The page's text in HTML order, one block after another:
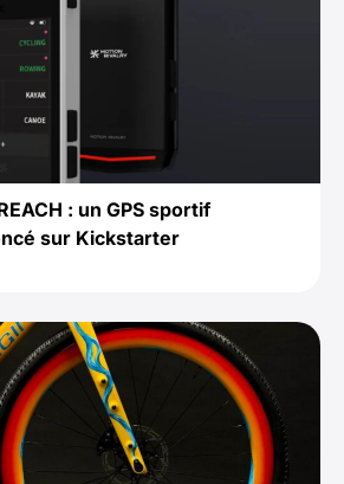
: un GPS sportif
sur Kickstarter